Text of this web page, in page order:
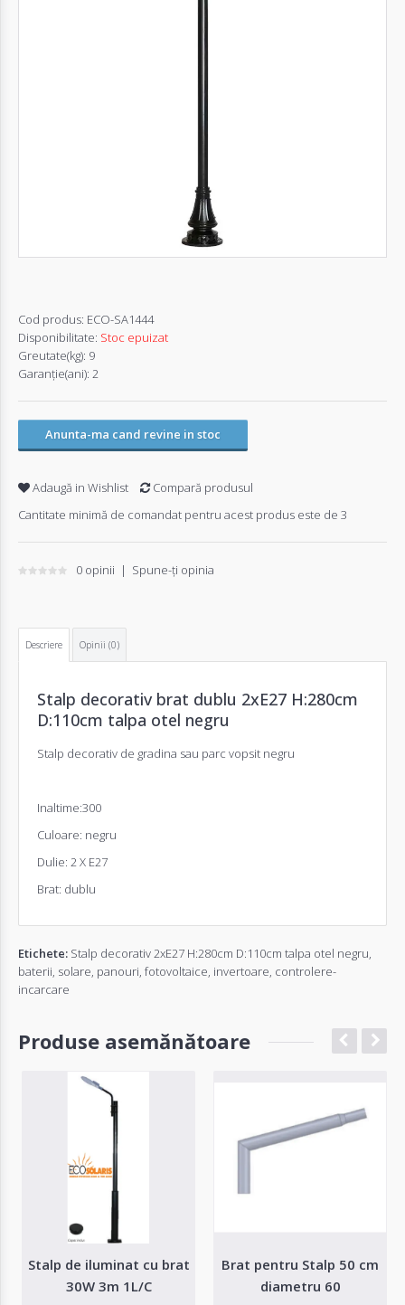
Cod produs: ECO-SA1444
Disponibilitate: Stoc epuizat
Greutate(kg): 9
Garanţie(ani): 2
Anunta-ma cand revine in stoc
Adaugă in Wishlist
Compară produsul
Cantitate minimă de comandat pentru acest produs este de 3
0 opinii | Spune-ţi opinia
Descriere Opinii (0)
Stalp decorativ brat dublu 2xE27 H:280cm
D:110cm talpa otel negru
Stalp decorativ de gradina sau parc vopsit negru
Inaltime:300
Culoare: negru
Dulie: 2 X E27
Brat: dublu
Etichete: Stalp decorativ 2xE27 H:280cm D:110cm talpa otel negru
baterii solare panouri fotovoltaice invertoare controlere-
incarcare
Produse asemănătoare
Stalp de iluminat cu brat
30W 3m 1L/C
Brat pentru Stalp 50 cm
diametru 60